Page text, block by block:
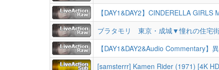
【DAY1&DAY2】CINDERELLA GIRLS
ブラタモリ 東京・成城▼憧れの住宅
[samsterrr] Kamen Rider (1971) [4K